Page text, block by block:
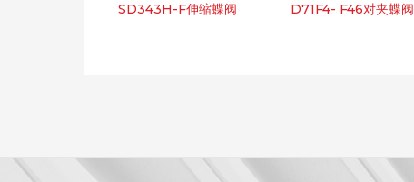
SD343H-F伸缩蝶阀 D71F4- F46对夹蝶阀